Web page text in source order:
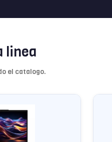
linea
el catalogo.